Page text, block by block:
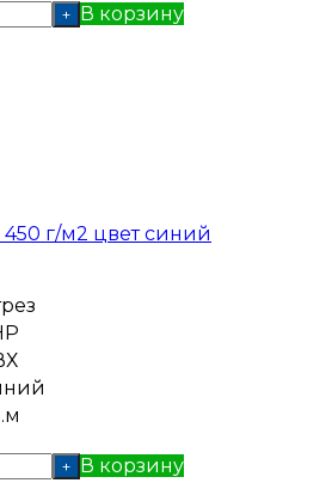
+ В корзину
г/м2 цвет синий
+ В корзину